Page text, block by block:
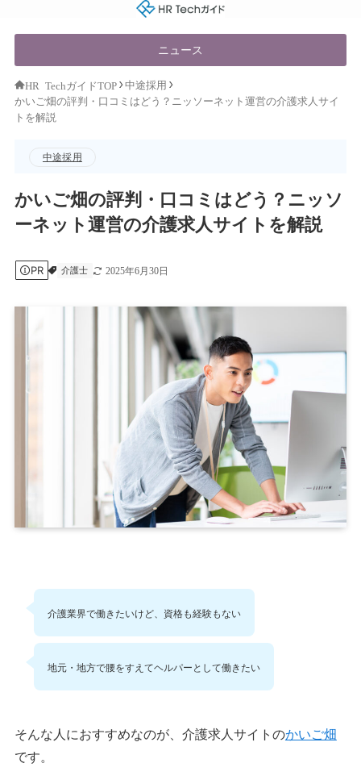
HR Techガイド
ニュース
HR TechガイドTOP
中途採用
かいご畑の評判・口コミはどう？ニッソーネット運営の介護求人サイ
トを解説
中途採用
かいご畑の評判・口コミはどう？ニッソ
ーネット運営の介護求人サイトを解説
PR 介護士 2025年6月30日
介護業界で働きたいけど、資格も経験もない
地元・地方で腰をすえてヘルパーとして働きたい
そんな人におすすめなのが、介護求人サイトのかいご畑
です。